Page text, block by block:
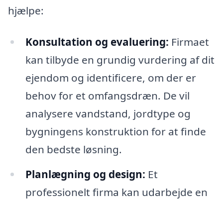
hjælpe:
Konsultation og evaluering: Firmaet
kan tilbyde en grundig vurdering af dit
ejendom og identificere, om der er
behov for et omfangsdræn. De vil
analysere vandstand, jordtype og
bygningens konstruktion for at finde
den bedste løsning.
Planlægning og design: Et
professionelt firma kan udarbejde en